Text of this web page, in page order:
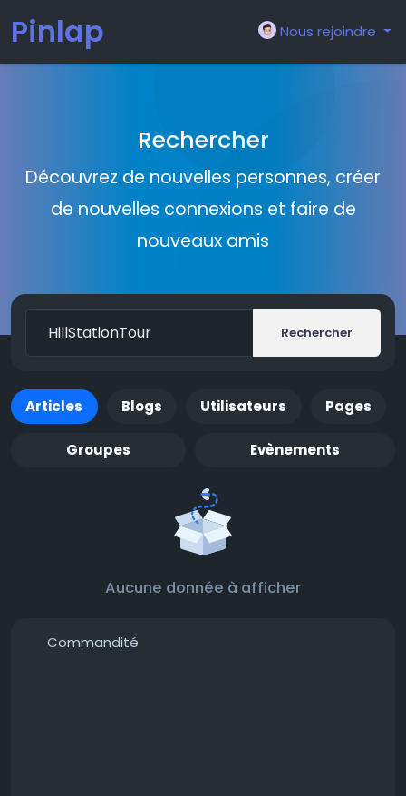
Pinlap Nous rejoindre
Rechercher
Découvrez de nouvelles personnes, créer
de nouvelles connexions et faire de
nouveaux amis
Rechercher
Articles Blogs Utilisateurs Pages
Groupes Evènements
Aucune donnée à afficher
Commandité